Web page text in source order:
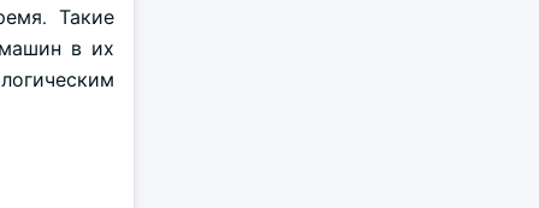
Такие
в их